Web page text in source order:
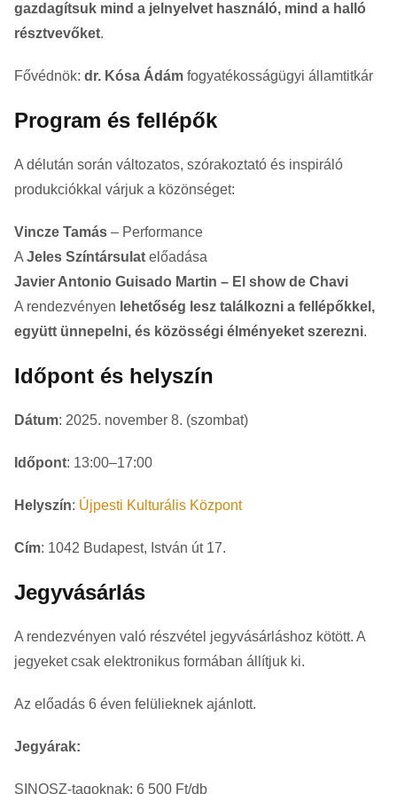
gazdagítsuk mind a jelnyelvet használó, mind a halló
résztvevőket.
Fővédnök: dr. Kósa Ádám fogyatékosságügyi államtitkár
Program és fellépők
A délután során változatos, szórakoztató és inspiráló
produkciókkal várjuk a közönséget:
Vincze Tamás – Performance
AJeles Színtársulat előadása
Javier Antonio Guisado Martin – El show de Chavi
A rendezvényen lehetőség lesz találkozni a fellépőkkel,
együtt ünnepelni, és közösségi élményeket szerezni.
Időpont és helyszín
Dátum: 2025. november 8. (szombat)
Időpont: 13:00–17:00
Helyszín: Újpesti Kulturális Központ
Cím: 1042 Budapest, István út 17.
Jegyvásárlás
A rendezvényen való részvétel jegyvásárláshoz kötött. A
jegyeket csak elektronikus formában állítjuk ki.
Az előadás 6 éven felülieknek ajánlott.
Jegyárak:
SINOSZ-tagoknak: 6 500 Ft/db